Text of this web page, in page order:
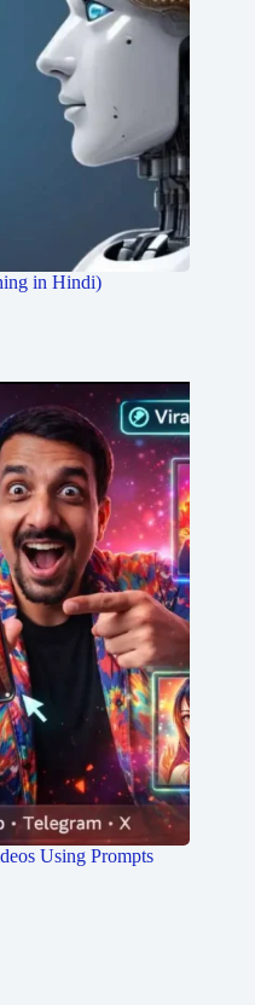
in Hindi)
Using Prompts